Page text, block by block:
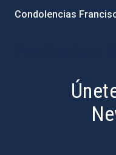
Condolencias